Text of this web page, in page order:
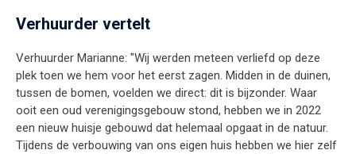
Verhuurder vertelt
Verhuurder Marianne: "Wij werden meteen verliefd op deze
plek toen we hem voor het eerst zagen. Midden in de duinen,
tussen de bomen, voelden we direct: dit is bijzonder. Waar
ooit een oud verenigingsgebouw stond, hebben we in 2022
een nieuw huisje gebouwd dat helemaal opgaat in de natuur.
Tijdens de verbouwing van ons eigen huis hebben we hier zelf